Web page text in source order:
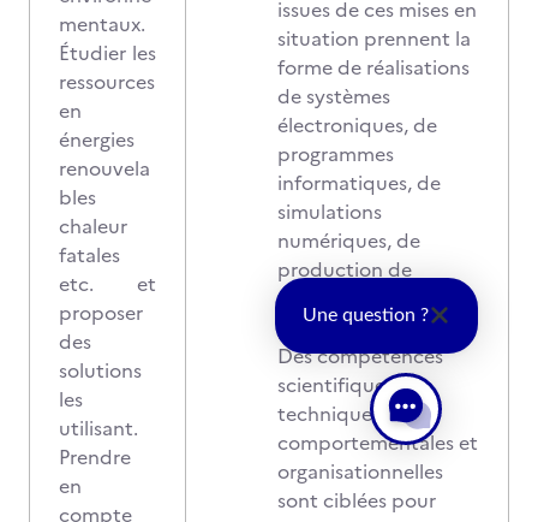
mentaux.
Étudier les
ressources
en
énergies
renouvela
bles
chaleur
fatales
etc. et
proposer
des
solutions
les
utilisant.
Prendre
en
compte
issues de ces mises en
situation prennent la
forme de réalisations
de systèmes
électroniques, de
programmes
informatiques, de
simulations
numériques, de
production de
rapports et de
présentations orales.
Des compétences
scientifiques et
techniques,
comportementales et
organisationnelles
sont ciblées pour
Une question ?